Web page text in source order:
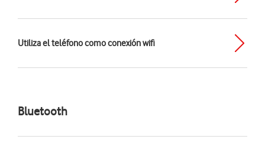
Utiliza el teléfono como conexión wifi
Bluetooth